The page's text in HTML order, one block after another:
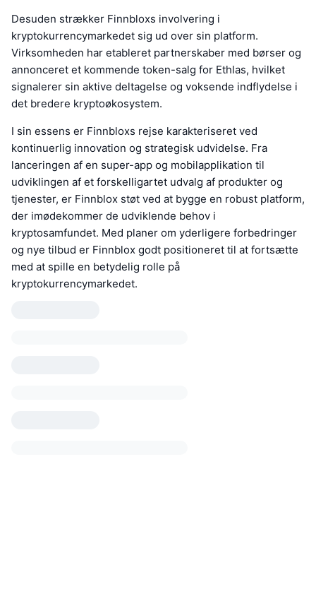
Desuden strækker Finnbloxs involvering i
kryptokurrencymarkedet sig ud over sin platform.
Virksomheden har etableret partnerskaber med børser og
annonceret et kommende token-salg for Ethlas, hvilket
signalerer sin aktive deltagelse og voksende indflydelse i
det bredere kryptoøkosystem.
I sin essens er Finnbloxs rejse karakteriseret ved
kontinuerlig innovation og strategisk udvidelse. Fra
lanceringen af en super-app og mobilapplikation til
udviklingen af et forskelligartet udvalg af produkter og
tjenester, er Finnblox støt ved at bygge en robust platform,
der imødekommer de udviklende behov i
kryptosamfundet. Med planer om yderligere forbedringer
og nye tilbud er Finnblox godt positioneret til at fortsætte
med at spille en betydelig rolle på
kryptokurrencymarkedet.